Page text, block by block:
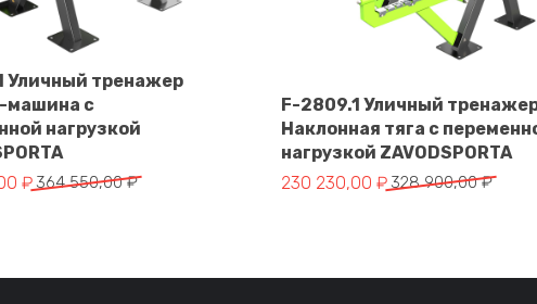
В корзину
Уличный тренажер
машина с
нагрузкой
364 550,00₽
цена составляла 364 550,00 ₽.
₽ 255 185,00 ₽.
В корзину
F-2809.1 Уличный
Наклонная тяга с
нагрузкой ZAVODSPORTA
328 900,00₽
Первоначальная цена
230 230,00 ₽
Текущая цена: 230 230,00 ₽.